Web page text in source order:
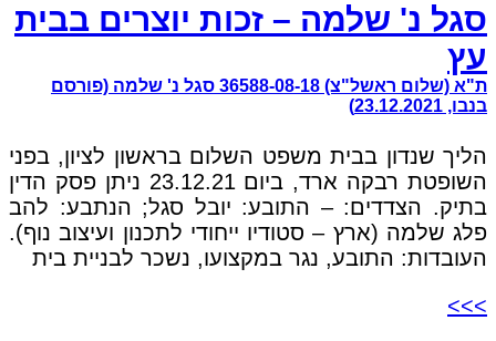
סגל נ' שלמה – זכות יוצרים בבית
עץ
ת"א (שלום ראשל"צ) 36588-08-18 סגל נ' שלמה (פורסם
בנבו, 23.12.2021)
הליך שנדון בבית משפט השלום בראשון לציון, בפני
השופטת רבקה ארד, ביום 23.12.21 ניתן פסק הדין
בתיק. הצדדים: – התובע: יובל סגל; הנתבע: להב
פלג שלמה (ארץ – סטודיו ייחודי לתכנון ועיצוב נוף).
העובדות: התובע, נגר במקצועו, נשכר לבניית בית
>>>